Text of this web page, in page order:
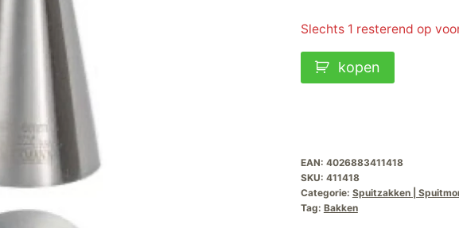
Slechts 1 resterend op
Spuitmondje
Rozet
aantal
kopen
EAN: 4026883411418
SKU: 411418
Categorie: Spuitzakken |
Tag: Bakken